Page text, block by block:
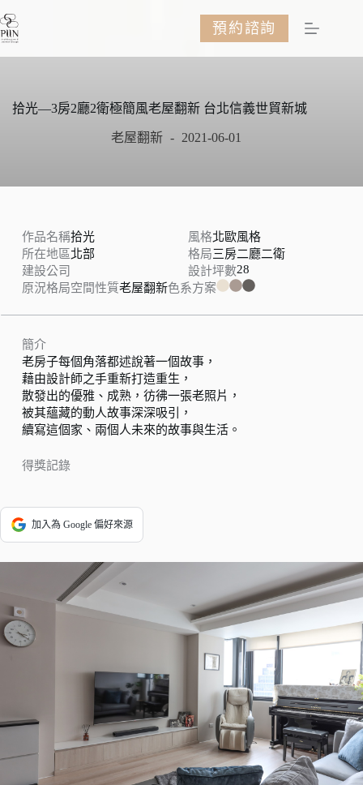
至
預約諮詢
拾光—3房2廳2衛極簡風老屋翻新 台北信義世貿新城
老屋翻新 2021-06-01
作品名稱拾光
所在地區北部
建設公司
風格北歐風格
格局三房二廳二衛
設計坪數28
原況格局空間性質老屋翻新色系方案
簡介
老房子每個角落都述說著一個故事，
藉由設計師之手重新打造重生，
散發出的優雅、成熟，彷彿一張老照片，
被其蘊藏的動人故事深深吸引，
續寫這個家、兩個人未來的故事與生活。
得獎記錄
加入為 Google 偏好來源